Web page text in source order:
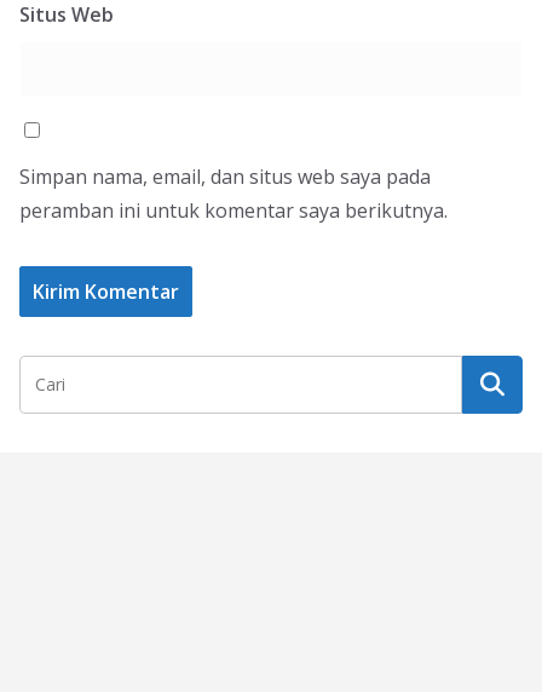
Situs Web
Simpan nama, email, dan situs web saya pada
peramban ini untuk komentar saya berikutnya.